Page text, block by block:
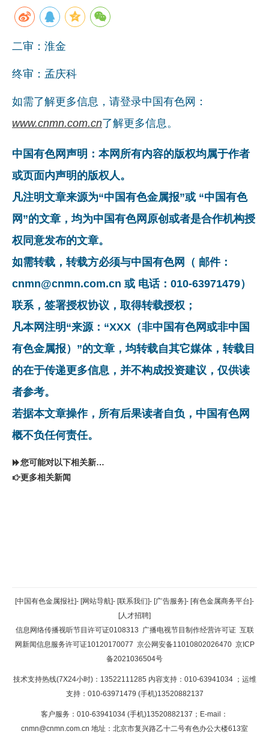
二审：淮金
终审：孟庆科
如需了解更多信息，请登录中国有色网：
www.cnmn.com.cn了解更多信息。
中国有色网声明：本网所有内容的版权均属于作者
或页面内声明的版权人。
凡注明文章来源为“中国有色金属报”或 “中国有色
网”的文章，均为中国有色网原创或者是合作机构授
权同意发布的文章。
如需转载，转载方必须与中国有色网（ 邮件：
cnmn@cnmn.com.cn 或 电话：010-63971479）
联系，签署授权协议，取得转载授权；
凡本网注明“来源：“XXX（非中国有色网或非中国
有色金属报）”的文章，均转载自其它媒体，转载目
的在于传递更多信息，并不构成投资建议，仅供读
者参考。
若据本文章操作，所有后果读者自负，中国有色网
概不负任何责任。
您可能对以下相关新闻同样感兴趣
更多相关新闻
返回顶部
返回首页
[中国有色金属报社]- [网站导航]- [联系我们]- [广告服务]- [有色金属商务平台]-
[人才招聘]
信息网络传播视听节目许可证0108313 广播电视节目制作经营许可证 互联
网新闻信息服务许可证10120170077 京公网安备11010802026470 京ICP
备2021036504号
技术支持热线(7X24小时)：13522111285 内容支持：010-63941034 ；运维
支持：010-63971479 (手机)13520882137
客户服务：010-63941034 (手机)13520882137；E-mail：
cnmn@cnmn.com.cn 地址：北京市复兴路乙十二号有色办公大楼613室